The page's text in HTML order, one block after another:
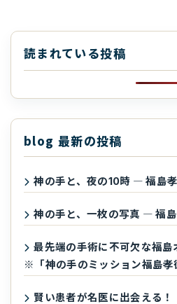
読まれている投稿
blog 最新の投稿
神の手と、夜の10時 ― 福島
神の手と、一枚の写真 ― 福
最先端の手術に不可欠な福島
※「神の手のミッション福島孝
賢い患者が名医に出会える